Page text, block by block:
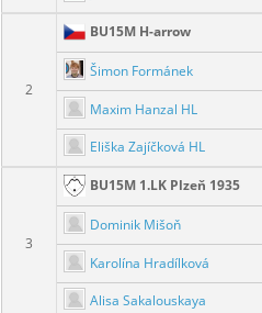
2
BU15M H-arrow
Šimon Formánek
Maxim Hanzal HL
Eliška Zajíčková HL
3
BU15M 1.LK Plzeň 1935
Dominik Mišoň
Karolína Hradílková
Alisa Sakalouskaya